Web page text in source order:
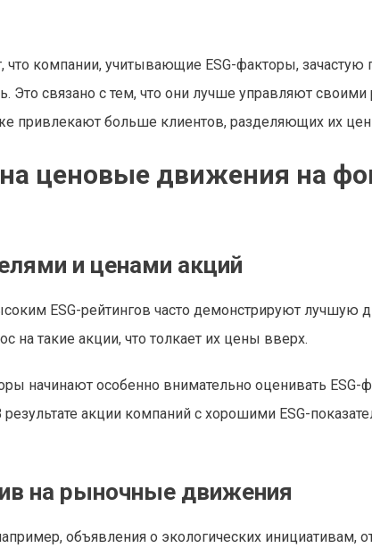
что компании, учитывающие ESG-факторы,
связано с тем, что они лучше управляют своими
привлекают больше клиентов, разделяющих их
на ценовые движения на
и ценами акций
ESG-рейтингов часто демонстрируют лучшую
на такие акции, что толкает их цены вверх.
начинают особенно внимательно оценивать ESG-
акции компаний с хорошими ESG-
на рыночные движения
объявления о экологических инициативам,